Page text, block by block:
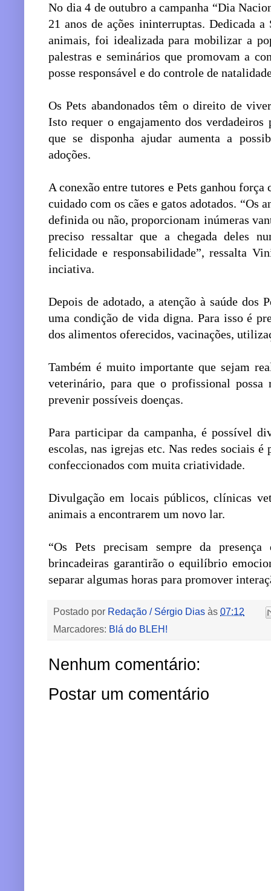
No dia 4 de outubro a campanha “Dia
21 anos de ações ininterruptas. Dedicada
animais, foi idealizada para mobilizar a
palestras e seminários que promovam a
posse responsável e do controle de
Os Pets abandonados têm o direito de
Isto requer o engajamento dos
que se disponha ajudar aumenta a
adoções.
A conexão entre tutores e Pets ganhou
cuidado com os cães e gatos adotados. “Os
definida ou não, proporcionam inúmeras
preciso ressaltar que a chegada deles
felicidade e responsabilidade”, ressalta
inciativa.
Depois de adotado, a atenção à saúde dos
uma condição de vida digna. Para isso é
dos alimentos oferecidos, vacinações,
Também é muito importante que sejam
veterinário, para que o profissional possa
prevenir possíveis doenças.
Para participar da campanha, é possível
escolas, nas igrejas etc. Nas redes sociais
confeccionados com muita criatividade.
Divulgação em locais públicos, clínicas
animais a encontrarem um novo lar.
“Os Pets precisam sempre da
brincadeiras garantirão o equilíbrio
separar algumas horas para promover
Postado por Redação / Sérgio Dias às 07:12
Marcadores: Blá do BLEH!
Nenhum comentário:
Postar um comentário